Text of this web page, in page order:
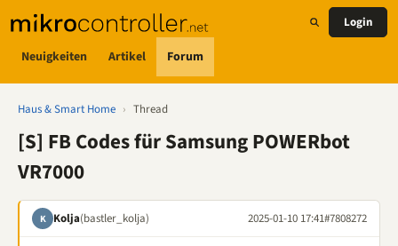
Neuigkeiten Artikel Forum
Login
Haus & Smart Home › Thread
[S] FB Codes für Samsung POWERbot
VR7000
K Kolja(bastler_kolja) 2025-01-10 17:41#7808272